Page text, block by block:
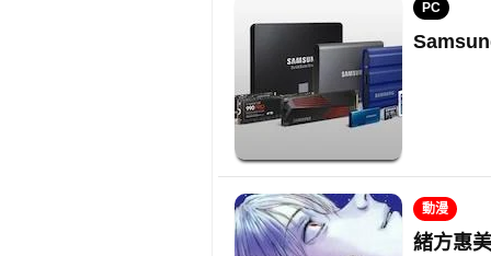
PC
動漫
緒方惠